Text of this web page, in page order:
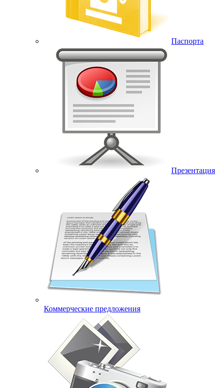
Паспорта
Презентация
Коммерческие предложения